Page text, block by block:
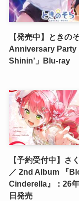
【発売中】ときの
Anniversary Party
Shinin’」Blu-ray
【予約受付中】さ
／ 2nd Album 『
Cinderella』：26
日発売